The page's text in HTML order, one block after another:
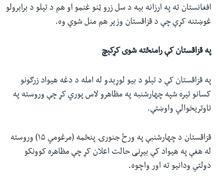
افغانستان ته په ارزانه بیه د سل زرو ټنو غنمو او هم د تیلو د برابرولو
غوښتنه کړې چې د قزاقستان وزیر هم منل شوې وه.
په قزاقستان کې رامنځته شوی کړکېچ
په قزاقستان کې د تېلو د بیو لوړېدو له امله د دغه هیواد زرګونو
کسانو تیره شپه چهارشنبه په مظاهرو لاس پوري کړ چې وروسته په
تاوتریخوالي واوښتې.
قزاقستان د چهارشنبې په ورځ جنورۍ پنځمه (مرغومي ۱۵) وروسته
له هغې په هیواد کې بیړنی حالت اعلان کړ چې مظاهره کوونکو
دولتي ودانیو ته اور واچوه.